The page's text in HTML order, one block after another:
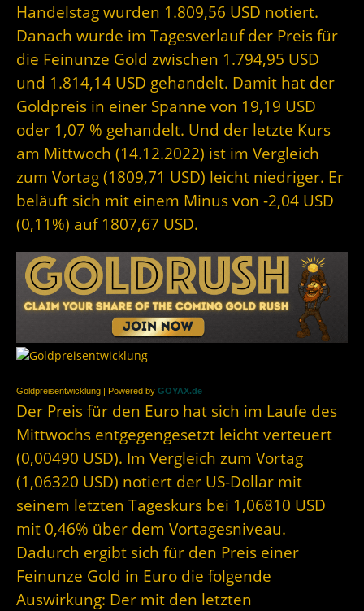
Handelstag wurden 1.809,56 USD notiert.
Danach wurde im Tagesverlauf der Preis für
die Feinunze Gold zwischen 1.794,95 USD
und 1.814,14 USD gehandelt. Damit hat der
Goldpreis in einer Spanne von 19,19 USD
oder 1,07 % gehandelt. Und der letzte Kurs
am Mittwoch (14.12.2022) ist im Vergleich
zum Vortag (1809,71 USD) leicht niedriger. Er
beläuft sich mit einem Minus von -2,04 USD
(0,11%) auf 1807,67 USD.
Goldpreisentwicklung | Powered by GOYAX.de
Der Preis für den Euro hat sich im Laufe des
Mittwochs entgegengesetzt leicht verteuert
(0,00490 USD). Im Vergleich zum Vortag
(1,06320 USD) notiert der US-Dollar mit
seinem letzten Tageskurs bei 1,06810 USD
mit 0,46% über dem Vortagesniveau.
Dadurch ergibt sich für den Preis einer
Feinunze Gold in Euro die folgende
Auswirkung: Der mit den letzten